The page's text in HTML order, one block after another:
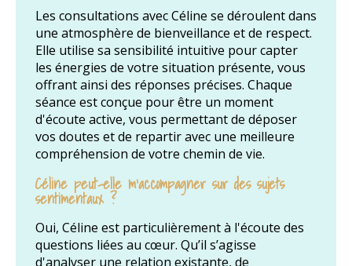
Les consultations avec Céline se déroulent dans
une atmosphère de bienveillance et de respect.
Elle utilise sa sensibilité intuitive pour capter
les énergies de votre situation présente, vous
offrant ainsi des réponses précises. Chaque
séance est conçue pour être un moment
d'écoute active, vous permettant de déposer
vos doutes et de repartir avec une meilleure
compréhension de votre chemin de vie.
Céline peut-elle m'accompagner sur des sujets
sentimentaux ?
Oui, Céline est particulièrement à l'écoute des
questions liées au cœur. Qu’il s’agisse
d'analyser une relation existante, de